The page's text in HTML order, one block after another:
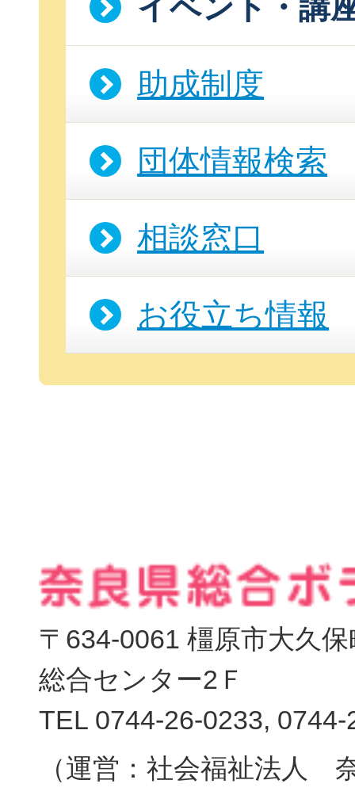
イベント・講
助成制度
団体情報検索
相談窓口
お役立ち情報
〒634-0061 橿原市大久
総合センター2Ｆ
TEL 0744-26-0233, 0744-
（運営：社会福祉法人